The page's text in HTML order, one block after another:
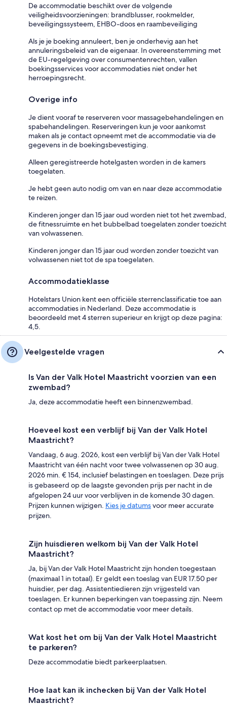
De accommodatie beschikt over de volgende
veiligheidsvoorzieningen: brandblusser, rookmelder,
beveiligingssysteem, EHBO-doos en raambeveiliging
Als je je boeking annuleert, ben je onderhevig aan het
annuleringsbeleid van de eigenaar. In overeenstemming met
de EU-regelgeving over consumentenrechten, vallen
boekingsservices voor accommodaties niet onder het
herroepingsrecht.
Overige info
Je dient vooraf te reserveren voor massagebehandelingen en
spabehandelingen. Reserveringen kun je voor aankomst
maken als je contact opneemt met de accommodatie via de
gegevens in de boekingsbevestiging.
Alleen geregistreerde hotelgasten worden in de kamers
toegelaten.
Je hebt geen auto nodig om van en naar deze accommodatie
te reizen.
Kinderen jonger dan 15 jaar oud worden niet tot het zwembad,
de fitnessruimte en het bubbelbad toegelaten zonder toezicht
van volwassenen.
Kinderen jonger dan 15 jaar oud worden zonder toezicht van
volwassenen niet tot de spa toegelaten.
Accommodatieklasse
Hotelstars Union kent een officiële sterrenclassificatie toe aan
accommodaties in Nederland. Deze accommodatie is
beoordeeld met 4 sterren superieur en krijgt op deze pagina:
4,5.
Veelgestelde vragen
Is Van der Valk Hotel Maastricht voorzien van een
zwembad?
Ja, deze accommodatie heeft een binnenzwembad.
Hoeveel kost een verblijf bij Van der Valk Hotel
Maastricht?
Vandaag, 6 aug. 2026, kost een verblijf bij Van der Valk Hotel
Maastricht van één nacht voor twee volwassenen op 30 aug.
2026 min. € 154, inclusief belastingen en toeslagen. Deze prijs
is gebaseerd op de laagste gevonden prijs per nacht in de
afgelopen 24 uur voor verblijven in de komende 30 dagen.
Prijzen kunnen wijzigen. Kies je datumsvoor meer accurate
prijzen.
Zijn huisdieren welkom bij Van der Valk Hotel
Maastricht?
Ja, bij Van der Valk Hotel Maastricht zijn honden toegestaan
(maximaal 1 in totaal). Er geldt een toeslag van EUR 17.50 per
huisdier, per dag. Assistentiedieren zijn vrijgesteld van
toeslagen. Er kunnen beperkingen van toepassing zijn. Neem
contact op met de accommodatie voor meer details.
Wat kost het om bij Van der Valk Hotel Maastricht
te parkeren?
Deze accommodatie biedt parkeerplaatsen.
Hoe laat kan ik inchecken bij Van der Valk Hotel
Maastricht?